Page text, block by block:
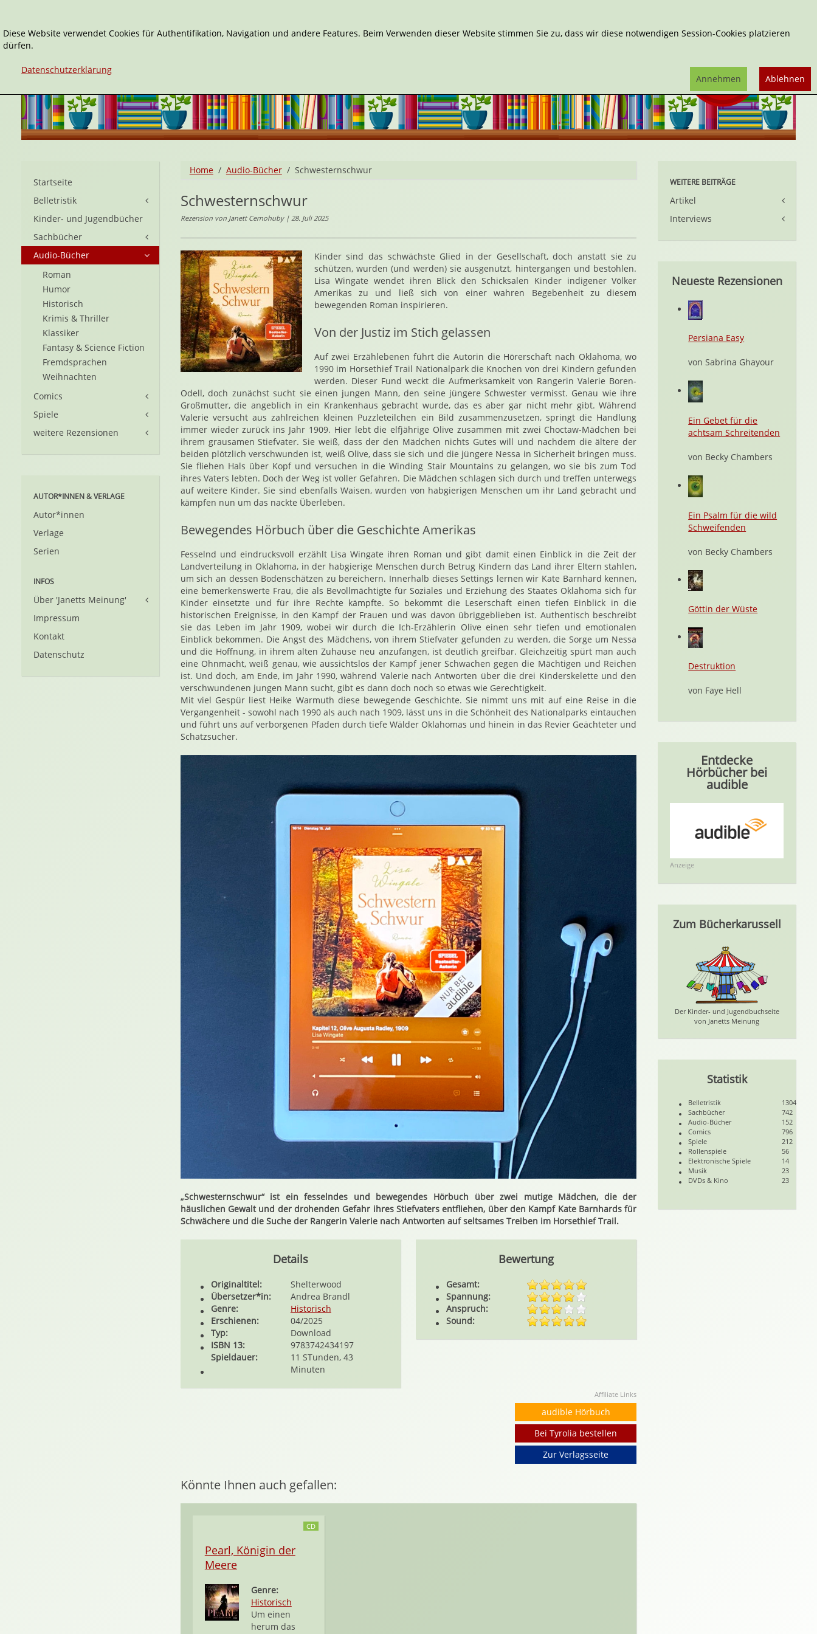
Home Audio-Bücher Schwesternschwur
Schwesternschwur
Rezension von Janett Cernohuby | 28. Juli 2025
Kinder sind das schwächste Glied in der Gesellschaft, doch anstatt sie zu
schützen, wurden (und werden) sie ausgenutzt, hintergangen und bestohlen.
Lisa Wingate wendet ihren Blick den Schicksalen Kinder indigener Völker
Amerikas zu und ließ sich von einer wahren Begebenheit zu diesem
bewegenden Roman inspirieren.
Von der Justiz im Stich gelassen
Auf zwei Erzählebenen führt die Autorin die Hörerschaft nach Oklahoma, wo
1990 im Horsethief Trail Nationalpark die Knochen von drei Kindern gefunden
werden. Dieser Fund weckt die Aufmerksamkeit von Rangerin Valerie Boren-
Odell, doch zunächst sucht sie einen jungen Mann, den seine jüngere Schwester vermisst. Genau wie ihre
Großmutter, die angeblich in ein Krankenhaus gebracht wurde, das es aber gar nicht mehr gibt. Während
Valerie versucht aus zahlreichen kleinen Puzzleteilchen ein Bild zusammenzusetzen, springt die Handlung
immer wieder zurück ins Jahr 1909. Hier lebt die elfjährige Olive zusammen mit zwei Choctaw-Mädchen bei
ihrem grausamen Stiefvater. Sie weiß, dass der den Mädchen nichts Gutes will und nachdem die ältere der
beiden plötzlich verschwunden ist, weiß Olive, dass sie sich und die jüngere Nessa in Sicherheit bringen muss.
Sie fliehen Hals über Kopf und versuchen in die Winding Stair Mountains zu gelangen, wo sie bis zum Tod
ihres Vaters lebten. Doch der Weg ist voller Gefahren. Die Mädchen schlagen sich durch und treffen unterwegs
auf weitere Kinder. Sie sind ebenfalls Waisen, wurden von habgierigen Menschen um ihr Land gebracht und
kämpfen nun um das nackte Überleben.
Bewegendes Hörbuch über die Geschichte Amerikas
Fesselnd und eindrucksvoll erzählt Lisa Wingate ihren Roman und gibt damit einen Einblick in die Zeit der
Landverteilung in Oklahoma, in der habgierige Menschen durch Betrug Kindern das Land ihrer Eltern stahlen,
um sich an dessen Bodenschätzen zu bereichern. Innerhalb dieses Settings lernen wir Kate Barnhard kennen,
eine bemerkenswerte Frau, die als Bevollmächtigte für Soziales und Erziehung des Staates Oklahoma sich für
Kinder einsetzte und für ihre Rechte kämpfte. So bekommt die Leserschaft einen tiefen Einblick in die
historischen Ereignisse, in den Kampf der Frauen und was davon übriggeblieben ist. Authentisch beschreibt
sie das Leben im Jahr 1909, wobei wir durch die Ich-Erzählerin Olive einen sehr tiefen und emotionalen
Einblick bekommen. Die Angst des Mädchens, von ihrem Stiefvater gefunden zu werden, die Sorge um Nessa
und die Hoffnung, in ihrem alten Zuhause neu anzufangen, ist deutlich greifbar. Gleichzeitig spürt man auch
eine Ohnmacht, weiß genau, wie aussichtslos der Kampf jener Schwachen gegen die Mächtigen und Reichen
ist. Und doch, am Ende, im Jahr 1990, während Valerie nach Antworten über die drei Kinderskelette und den
verschwundenen jungen Mann sucht, gibt es dann doch noch so etwas wie Gerechtigkeit.
Mit viel Gespür liest Heike Warmuth diese bewegende Geschichte. Sie nimmt uns mit auf eine Reise in die
Vergangenheit - sowohl nach 1990 als auch nach 1909, lässt uns in die Schönheit des Nationalparks eintauchen
und führt uns auf verborgenen Pfaden durch tiefe Wälder Oklahomas und hinein in das Revier Geächteter und
Schatzsucher.
„Schwesternschwur“ ist ein fesselndes und bewegendes Hörbuch über zwei mutige Mädchen, die der
häuslichen Gewalt und der drohenden Gefahr ihres Stiefvaters entfliehen, über den Kampf Kate Barnhards für
Schwächere und die Suche der Rangerin Valerie nach Antworten auf seltsames Treiben im Horsethief Trail.
Details
Originaltitel:
Shelterwood
Übersetzer*in:
Andrea Brandl
Genre:
Historisch
Erschienen:
04/2025
Typ:
Download
ISBN 13:
9783742434197
Spieldauer:
11 STunden, 43
Minuten
Bewertung
Gesamt:
Spannung:
Anspruch:
Sound:
Affiliate Links
audible Hörbuch
Bei Tyrolia bestellen
Zur Verlagsseite
Könnte Ihnen auch gefallen:
CD
Pearl, Königin der
Meere
Genre:
Historisch
Um einen
herum das
Startseite
Belletristik
Kinder- und Jugendbücher
Sachbücher
Audio-Bücher
Roman
Humor
Historisch
Krimis & Thriller
Klassiker
Fantasy & Science Fiction
Fremdsprachen
Weihnachten
Comics
Spiele
weitere Rezensionen
AUTOR*INNEN & VERLAGE
Autor*innen
Verlage
Serien
INFOS
Über 'Janetts Meinung'
Impressum
Kontakt
Datenschutz
WEITERE BEITRÄGE
Artikel
Interviews
Neueste Rezensionen
Persiana Easy
von Sabrina Ghayour
Ein Gebet für die
achtsam Schreitenden
von Becky Chambers
Ein Psalm für die wild
Schweifenden
von Becky Chambers
Göttin der Wüste
Destruktion
von Faye Hell
Entdecke
Hörbücher bei
audible
Anzeige
Zum Bücherkarussell
Der Kinder- und Jugendbuchseite
von Janetts Meinung
Statistik
Belletristik
1304
Sachbücher
742
Audio-Bücher
152
Comics
796
Spiele
212
Rollenspiele
56
Elektronische Spiele
14
Musik
23
DVDs & Kino
23
Diese Website verwendet Cookies für Authentifikation, Navigation und andere Features. Beim Verwenden dieser Website stimmen Sie zu, dass wir diese notwendigen Session-Cookies platzieren
dürfen.
Datenschutzerklärung
Ablehnen
Annehmen